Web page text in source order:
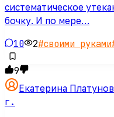
систематическое
бочку. И по мере…
10 2#своими руками
9
Екатерина
г.